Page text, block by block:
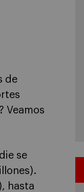
de
Veamos
se
hasta